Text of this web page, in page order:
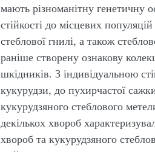
мають різноманітну генетичну
стійкості до місцевих
стеблової гнилі, а також
раніше створену ознакову
шкідників. З індивідуальною
кукурудзи, до пухирчастої
кукурудзяного стеблового
декількох хвороб
хвороб та кукурудзяного